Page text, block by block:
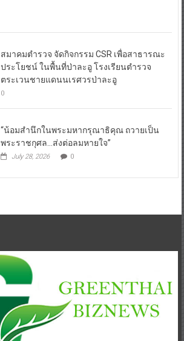
สมาคมตำรวจ จัดกิจกรรม CSR เพื่อสาธารณะ
ประโยชน์ ในพื้นที่ป่าละอู โรงเรียนตำรวจ
ตระเวนชายแดนนเรศวรป่าละอู
0
“น้อมสำนึกในพระมหากรุณาธิคุณ ถวายเป็น
พระราชกุศล…ส่งต่อลมหายใจ”
July 28, 2026 0